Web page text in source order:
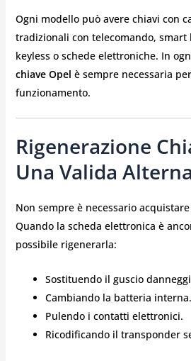
Ogni modello può avere chiavi con
tradizionali con telecomando, smart
keyless o schede elettroniche. In
chiave Opel è sempre necessaria
funzionamento.
Rigenerazione
Una Valida
Non sempre è necessario
Quando la scheda elettronica è
possibile rigenerarla:
Sostituendo il guscio
Cambiando la batteria interna.
Pulendo i contatti elettronici.
Ricodificando il transponder